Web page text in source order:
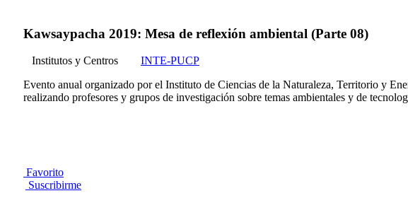
Kawsaypacha 2019: Mesa de reflexión ambiental (Parte 08)
Institutos y Centros
INTE-PUCP
Evento anual organizado por el Instituto de Ciencias de la Naturaleza, Territorio y
realizando profesores y grupos de investigación sobre temas ambientales y de
Favorito
Suscribirme